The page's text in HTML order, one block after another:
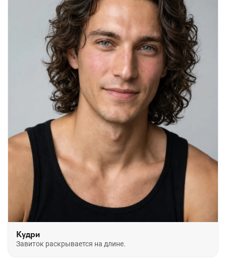
Кудри
Завиток раскрывается на длине.